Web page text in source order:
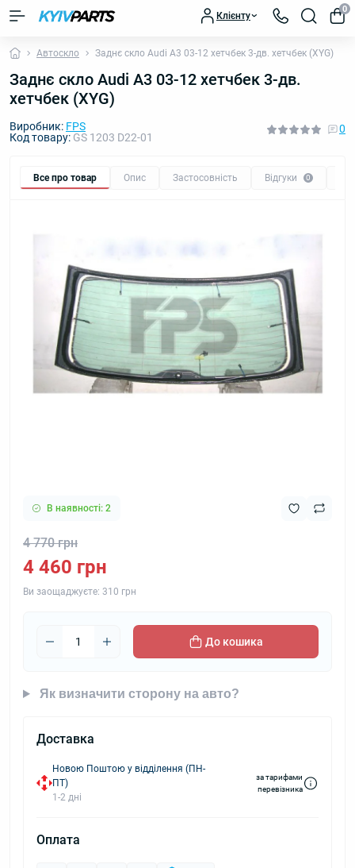
Клієнту
0
Автоскло Заднє скло Audi A3 03-12 хетчбек 3-дв. хетчбек (XYG)
Заднє скло Audi A3 03-12 хетчбек 3-дв.
хетчбек (XYG)
Виробник: FPS
Код товару: GS 1203 D22-01
0
Все про товар Опис Застосовність Відгуки 0
В наявності: 2
4 770 грн
4 460 грн
Ви заощаджуєте: 310 грн
До кошика
Як визначити сторону на авто?
Доставка
Новою Поштою у відділення (ПН-
ПТ)
1-2 дні
за тарифами
перевізника
Оплата